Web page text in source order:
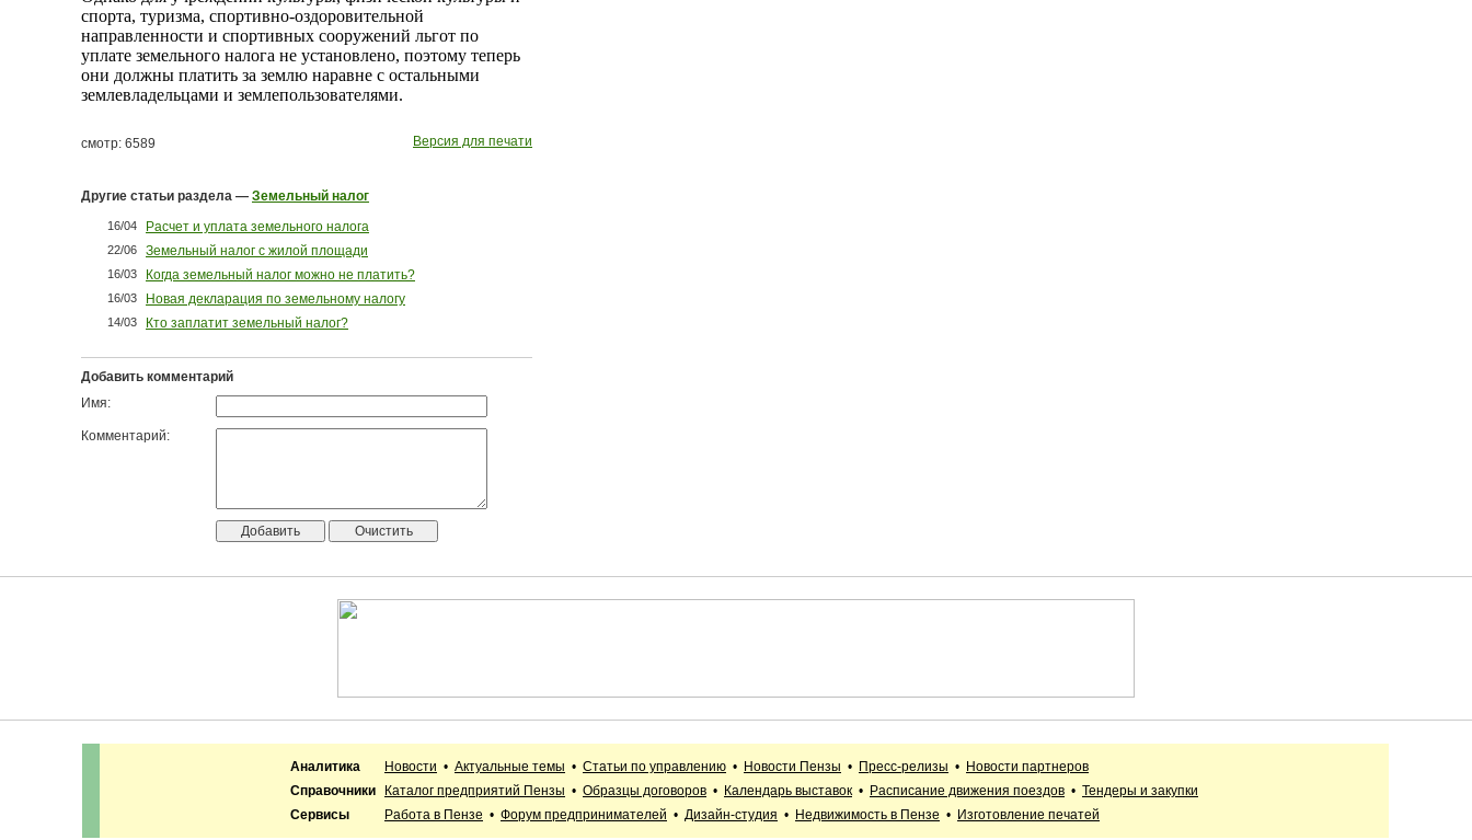
спорта, туризма, спортивно-оздоровительной
направленности и спортивных сооружений льгот по
уплате земельного налога не установлено, поэтому теперь
они должны платить за землю наравне с остальными
землевладельцами и землепользователями.
смотр: 6589 Версия для печати
Другие статьи раздела — Земельный налог
16/04 Расчет и уплата земельного налога
22/06 Земельный налог с жилой площади
16/03 Когда земельный налог можно не платить?
16/03 Новая декларация по земельному налогу
14/03 Кто заплатит земельный налог?
Добавить комментарий
Имя:
Комментарий:
Аналитика Новости • Актуальные темы • Статьи по управлению • Новости Пензы • Пресс-релизы • Новости партнеров
Справочники
Каталог предприятий Пензы • Образцы договоров • Календарь выставок • Расписание движения поездов • Тендеры и закупки
Сервисы
Работа в Пензе • Форум предпринимателей • Дизайн-студия • Недвижимость в Пензе • Изготовление печатей